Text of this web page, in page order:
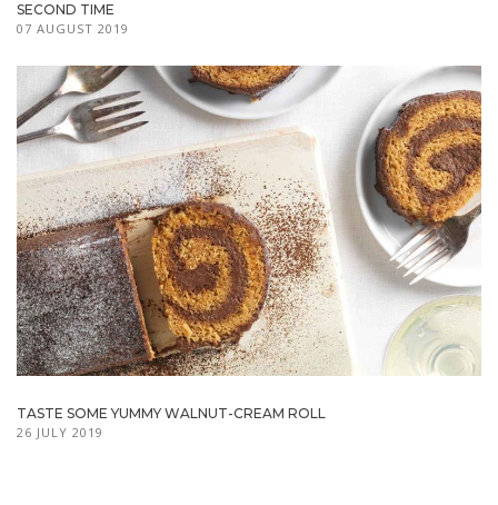
SECOND TIME
07 AUGUST 2019
TASTE SOME YUMMY WALNUT-CREAM ROLL
26 JULY 2019